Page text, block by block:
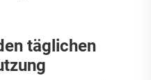
täglichen